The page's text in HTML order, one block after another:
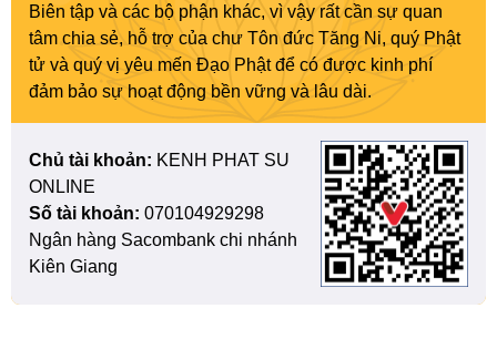
Biên tập và các bộ phận khác, vì vậy rất cần sự quan
tâm chia sẻ, hỗ trợ của chư Tôn đức Tăng Ni, quý Phật
tử và quý vị yêu mến Đạo Phật để có được kinh phí
đảm bảo sự hoạt động bền vững và lâu dài.
Chủ tài khoản: KENH PHAT SU
ONLINE
Số tài khoản: 070104929298
Ngân hàng Sacombank chi nhánh
Kiên Giang